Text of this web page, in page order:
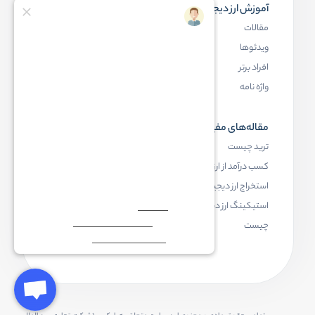
آموزش ارز دیجیتال
مقالات
ویدئوها
افراد برتر
واژه نامه
مقاله‌های مفید
ترید چیست
کسب درآمد از ارز دیجیتال
استخراج ارز دیجیتال چیست
استیکینگ ارز دیجیتال
چیست